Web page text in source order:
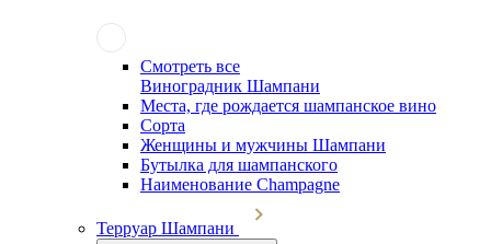
Смотреть все
Виноградник Шампани
Места, где рождается шампанское вино
Сорта
Женщины и мужчины Шампани
Бутылка для шампанского
Наименование Champagne
Терруар Шампани